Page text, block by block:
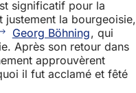
significatif pour la
justement la bourgeoisie,
Georg Böhning, qui
Après son retour dans
approuvèrent
il fut acclamé et fêté